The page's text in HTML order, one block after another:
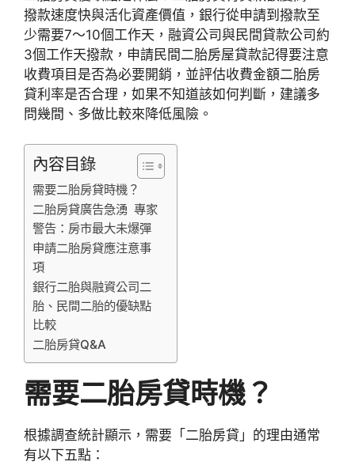
撥款速度快與活化資產價值，銀行從申請到撥款至
少需要7～10個工作天，融資公司與民間貸款公司約
3個工作天撥款，申請民間二胎房屋貸款記得要注意
收費項目是否為必要開銷，並評估收費金額二胎房
貸利率是否合理，如果不知道該如何判斷，建議多
問幾間、多做比較來降低風險。
內容目錄
需要二胎房貸時機？
二胎房貸廣告急湧 專家
警告：房市最大未爆彈
申請二胎房貸應注意事
項
銀行二胎與融資公司二
胎、民間二胎的優缺點
比較
二胎房貸Q&A
需要二胎房貸時機？
根據調查統計顯示，需要「二胎房貸」的理由通常
有以下五點：